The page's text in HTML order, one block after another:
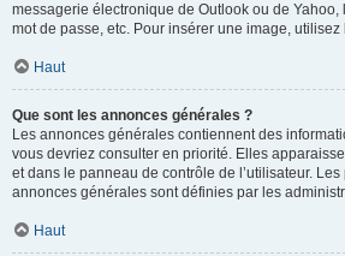
messagerie électronique de Outlook ou de Yahoo,
mot de passe, etc. Pour insérer une image,
Haut
Que sont les annonces générales ?
Les annonces générales contiennent des
vous devriez consulter en priorité. Elles
et dans le panneau de contrôle de l’utilisateur.
annonces générales sont définies par les
Haut